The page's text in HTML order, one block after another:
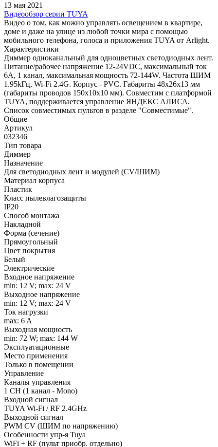
13 мая 2021
Видеообзор серии TUYA
Видео о том, как можно управлять освещением в квартире,
доме и даже на улице из любой точки мира с помощью
мобильного телефона, голоса и приложения TUYA от Arlight.
Характеристики
Диммер одноканальный для одноцветных светодиодных лент.
Питание/рабочее напряжение 12-24VDC, максимальный ток
6A, 1 канал, максимальная мощность 72-144W. Частота ШИМ
1.95kГц, Wi-Fi 2.4G. Корпус - PVC. Габариты 48х26х13 мм
(габариты проводов 150x10x10 мм). Cовместим с платформой
TUYA, поддерживается управление ЯНДЕКС АЛИСА.
Список совместимых пультов в разделе "Совместимые".
Общие
Артикул
032346
Тип товара
Диммер
Назначение
Для светодиодных лент и модулей (CV/ШИМ)
Материал корпуса
Пластик
Класс пылевлагозащиты
IP20
Способ монтажа
Накладной
Форма (сечение)
Прямоугольный
Цвет покрытия
Белый
Электрические
Входное напряжение
min: 12 V; max: 24 V
Выходное напряжение
min: 12 V; max: 24 V
Ток нагрузки
max: 6 A
Выходная мощность
min: 72 W; max: 144 W
Эксплуатационные
Место применения
Только в помещении
Управление
Каналы управления
1 CH (1 канал - Mono)
Входной сигнал
TUYA Wi-Fi / RF 2.4GHz
Выходной сигнал
PWM СV (ШИМ по напряжению)
Особенности упр-я Tuya
WiFi + RF (пульт приобр. отдельно)